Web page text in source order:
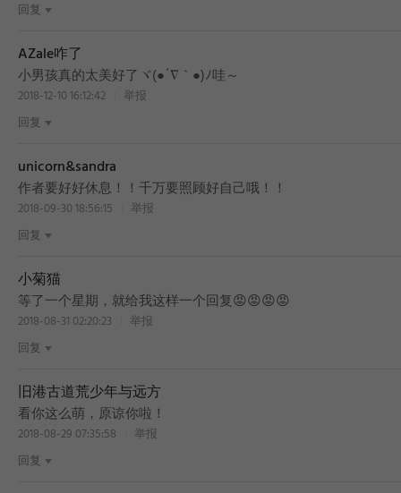
回复
AZale咋了
小男孩真的太美好了ヾ(●´∇｀●)ﾉ哇～
2018-12-10 16:12:42
举报
回复
unicorn&sandra
作者要好好休息！！千万要照顾好自己哦！！
2018-09-30 18:56:15
举报
回复
小菊猫
等了一个星期，就给我这样一个回复😡😡😡😡
2018-08-31 02:20:23
举报
回复
旧港古道荒少年与远方
看你这么萌，原谅你啦！
2018-08-29 07:35:58
举报
回复